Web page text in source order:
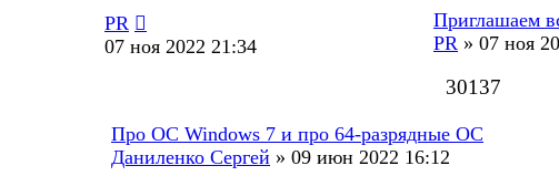
PR
07 ноя 2022 21:34
Приглашаем
PR » 07 ноя
30137
Про ОС Windows 7 и про 64-разрядные ОС
Даниленко Сергей » 09 июн 2022 16:12